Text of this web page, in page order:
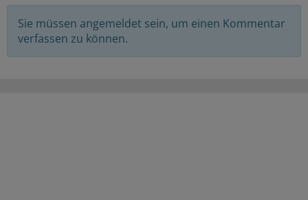
Sie müssen angemeldet sein, um einen Kommentar
verfassen zu können.